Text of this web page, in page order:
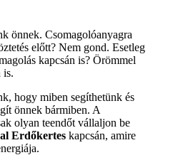
önnek. Csomagolóanyagra
előtt? Nem gond. Esetleg
kapcsán is? Örömmel
is.
hogy miben segíthetünk és
önnek bármiben. A
olyan teendőt vállaljon be
Erdőkertes kapcsán, amire